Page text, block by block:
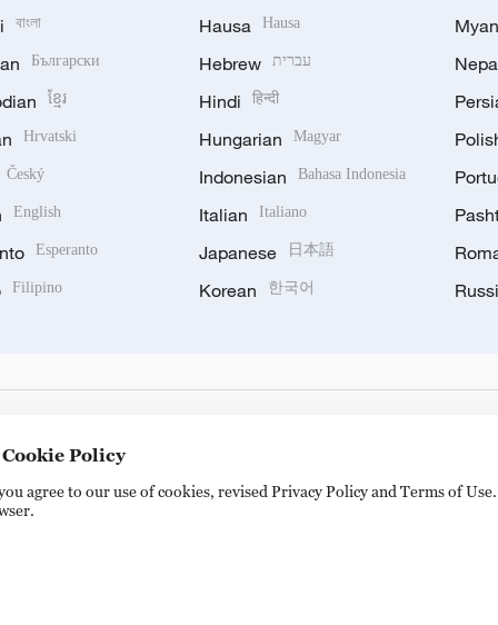
বাংলা
Български
ខ្មែរ
Hrvatski
Český
English
Esperanto
Filipino
Hausa Hausa
Hebrew עברית
Hindi हिन्दी
Hungarian Magyar
Indonesian Bahasa Indonesia
Italian Italiano
Japanese 日本語
Korean 한국어
All Rights Reserved. 16A Shijingshan Road, Beijing, China. 100040
Policy
agree to our use of cookies, revised Privacy Policy and Terms of